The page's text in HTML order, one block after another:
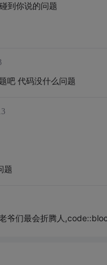
到你说的问题
吧 代码没什么问题
题
爷们最会折腾人